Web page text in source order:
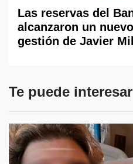
Las reservas del
alcanzaron un
gestión de Javier
Te puede interesar